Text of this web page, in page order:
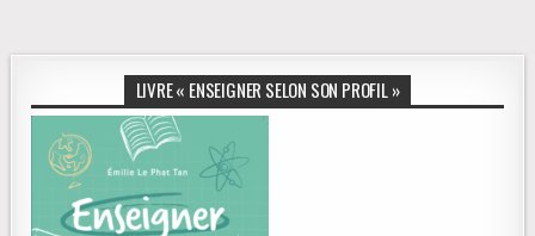
LIVRE « ENSEIGNER SELON SON PROFIL »